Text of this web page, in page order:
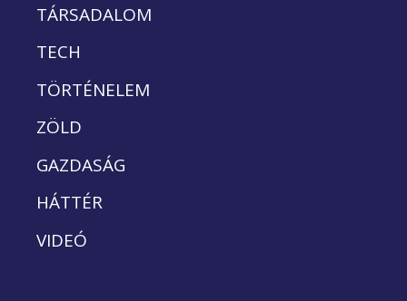
TÁRSADALOM
TECH
TÖRTÉNELEM
ZÖLD
GAZDASÁG
HÁTTÉR
VIDEÓ